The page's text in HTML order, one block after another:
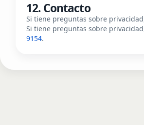
12. Contacto
Si tiene preguntas sobre
Si tiene preguntas sobre
9154.